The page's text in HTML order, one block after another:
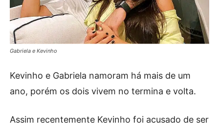
Gabriela e Kevinho
Kevinho e Gabriela namoram há mais de um
ano, porém os dois vivem no termina e volta.
Assim recentemente Kevinho foi acusado de ser